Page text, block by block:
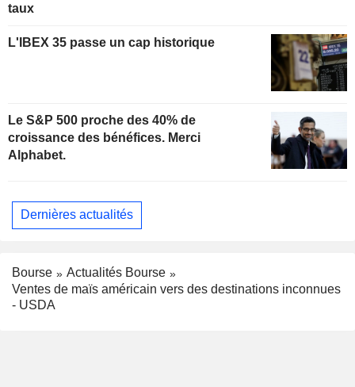
taux
L'IBEX 35 passe un cap historique
Le S&P 500 proche des 40% de
croissance des bénéfices. Merci
Alphabet.
Dernières actualités
Bourse
Actualités Bourse
Ventes de maïs américain vers des destinations inconnues
- USDA